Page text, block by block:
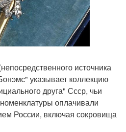
источника
указывает коллекцию
друга" Ссср, чьи
оплачивали
России, включая сокровища